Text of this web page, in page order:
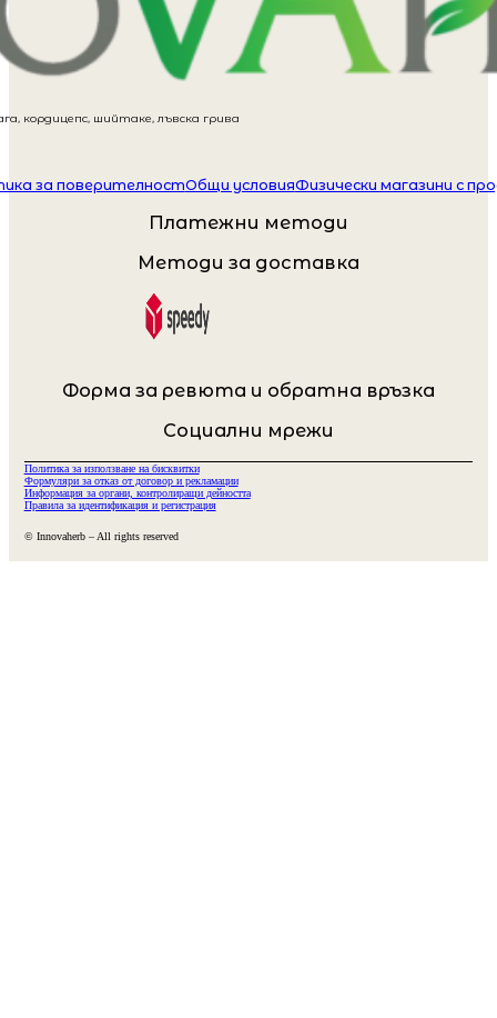
кордицепс, шийтаке, лъвска грива
за поверителностОбщи условияФизически магазини с
Платежни методи
Методи за доставка
Форма за ревюта и обратна връзка
Социални мрежи
Политика за използване на бисквитки
Формуляри за отказ от договор и рекламации
Информация за органи, контролиращи дейността
Правила за идентификация и регистрация
© Innovaherb – All rights reserved